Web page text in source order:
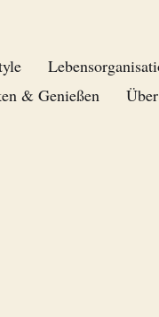
& Genießen Über